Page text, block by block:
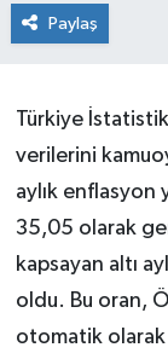
Paylaş
Türkiye
verilerini
aylık enflasyon
35,05 olarak
kapsayan altı
oldu. Bu oran,
otomatik